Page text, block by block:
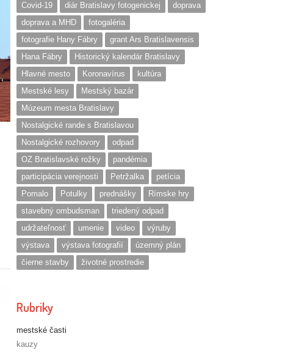
Covid-19
diár Bratislavy fotogenickej
doprava
doprava a MHD
fotogaléria
fotografie Hany Fábry
grant Ars Bratislavensis
Hana Fábry
Historický kalendár Bratislavy
Hlavné mesto
Koronavírus
kultúra
Mestské lesy
Mestský bazár
Múzeum mesta Bratislavy
Nostalgické rande s Bratislavou
Nostalgické rozhovory
odpad
OZ Bratislavské rožky
pandémia
participácia verejnosti
Petržalka
petícia
Pomalo
Potulky prednášky
Rímske hry
stavebný ombudsman
triedený odpad
udržateľnosť
umenie video
výruby
výstava
výstava fotografií
územný plán
čierne stavby
životné prostredie
Rubriky
mestské časti
kauzy